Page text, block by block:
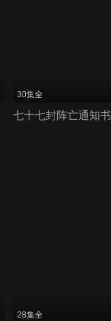
30集全
七十七封阵亡通知书
28集全